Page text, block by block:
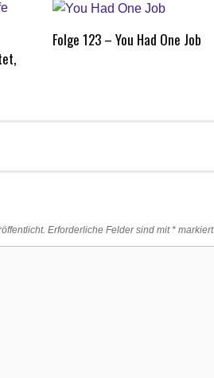
Folge 123 – You Had One Job
Erforderliche Felder sind mit * markiert